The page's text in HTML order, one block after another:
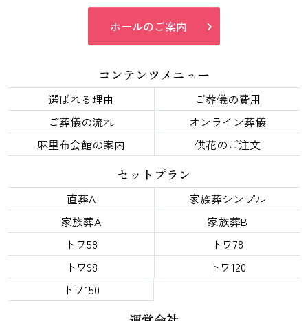
ホールのご案内
コンテンツメニュー
選ばれる理由
ご葬儀の費用
ご葬儀の流れ
オンライン葬儀
麻里布会館の案内
供花のご注文
セットプラン
直葬A
家族葬シンプル
家族葬A
家族葬B
トワ58
トワ78
トワ98
トワ120
トワ150